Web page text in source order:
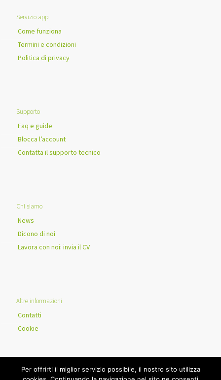
Servizio app
Come funziona
Termini e condizioni
Politica di privacy
Supporto
Faq e guide
Blocca l’account
Contatta il supporto tecnico
Chi siamo
News
Dicono di noi
Lavora con noi: invia il CV
Altre informazioni
Contatti
Cookie
Per offrirti il miglior servizio possibile, il nostro sito utilizza